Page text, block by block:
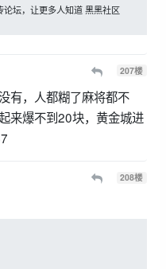
坛，让更多人知道 黑黑社区
207楼
有，人都糊了麻将都不
来爆不到20块，黄金城进
208楼